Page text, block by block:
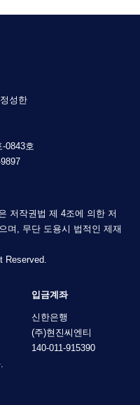
성한
0843호
저작권법 제 4조에 의한 저
며, 무단 도용시 법적인 제재
Reserved.
입금계좌
신한은행
(주)현진씨엔티
140-011-915390